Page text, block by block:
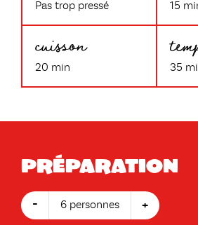
Pas trop pressé 15
cuisson
20 min 35
Préparation
- 6 personnes +